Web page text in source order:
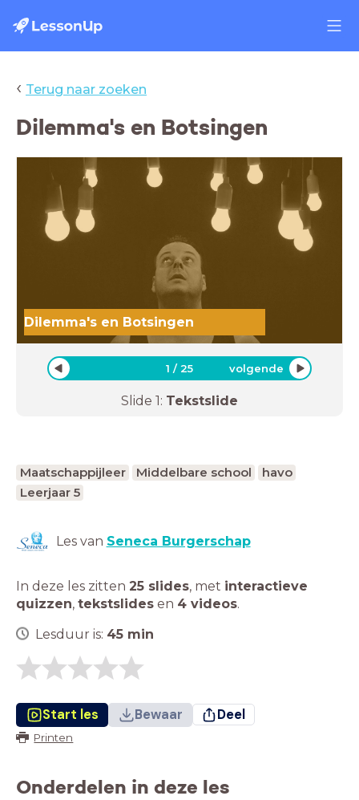
‹ Terug naar zoeken
Dilemma's en Botsingen
Dilemma's en Botsingen
1 /25 volgende
Slide 1: Tekstslide
Maatschappijleer Middelbare school
havo
Leerjaar 5
Les van Seneca Burgerschap
In deze les zitten 25 slides, met interactieve
quizzen, tekstslides en 4 videos.
Lesduur is: 45 min
Start les Bewaar Deel
Printen
Onderdelen in deze les